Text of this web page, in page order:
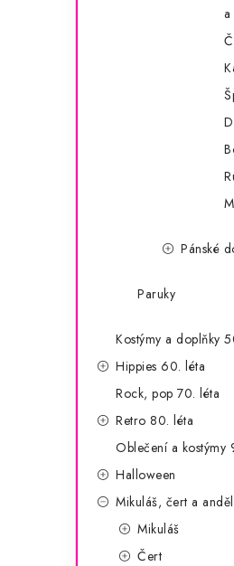
a
Pánské
Paruky
Kostýmy a doplňky
Hippies 60. léta
Rock, pop 70. léta
Retro 80. léta
Oblečení a kostýmy
Halloween
Mikuláš, čert a anděl
Mikuláš
Čert